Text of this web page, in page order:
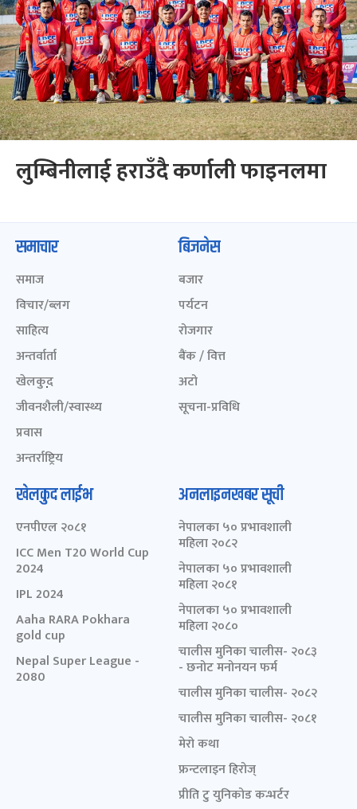
लुम्बिनीलाई हराउँदै कर्णाली फाइनलमा
समाचार
समाज
विचार/ब्लग
साहित्य
अन्तर्वार्ता
खेलकुद़़
जीवनशैली/स्वास्थ्य
प्रवास
अन्तर्राष्ट्रिय
बिजनेस
बजार
पर्यटन
रोजगार
बैंक / वित्त
अटो
सूचना-प्रविधि
खेलकुद लाईभ
एनपीएल २०८१
ICC Men T20 World Cup
2024
IPL 2024
Aaha RARA Pokhara
gold cup
Nepal Super League -
2080
अनलाइनखबर सूची
नेपालका ५० प्रभावशाली
महिला २०८२
नेपालका ५० प्रभावशाली
महिला २०८१
नेपालका ५० प्रभावशाली
महिला २०८०
चालीस मुनिका चालीस- २०८३
- छनोट मनोनयन फर्म
चालीस मुनिका चालीस- २०८२
चालीस मुनिका चालीस- २०८१
मेरो कथा
फ्रन्टलाइन हिरोज्
प्रीति टु युनिकोड कन्भर्टर